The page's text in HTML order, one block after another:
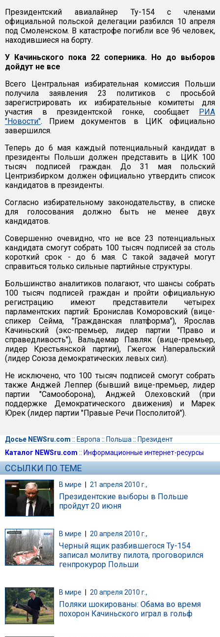
Президентский авиалайнер Ту-154 с членами
официальной польской делегации разбился 10 апреля
под Смоленском. В катастрофе погибли все 96 человек,
находившиеся на борту.
У Качиньского пока 22 соперника. Но до выборов
дойдут не все
Всего Центральная избирательная комиссия Польши
получила заявления 23 политиков с просьбой
зарегистрировать их избирательные комитеты для
участия в президентской гонке, сообщает РИА
"Новости". Прием документов в ЦИК официально
завершился.
Теперь до 6 мая каждый потенциальный кандидат в
президенты Польши должен представить в ЦИК 100
тысяч подписей граждан. До 31 мая польский
Центризбирком должен официально утвердить список
кандидатов в президенты.
Согласно избирательному законодательству, в списке
для голосования должно быть не менее двух
кандидатов.
Совершенно очевидно, что не все 23 потенциальных
кандидата смогут собрать 100 тысяч подписей за столь
короткий срок - до 6 мая. С такой задачей могут
справиться только сильные партийные структуры.
Большинство аналитиков полагают, что шансы собрать
100 тысяч подписей граждан и пройти официальную
регистрацию имеют представители четырех
парламентских партий: Бронислав Коморовский (вице-
спикер Сейма, "Гражданская платформа"), Ярослав
Качиньский (экс-премьер, лидер партии "Право и
справедливость"), Вальдемар Павляк (вице-премьер,
лидер Крестьянской партии), Гжегож Наперальский
(лидер Союза демократических левых сил).
Не исключено, что 100 тысяч подписей смогут собрать
также Анджей Леппер (бывший вице-премьер, лидер
партии "Самооборона), Анджей Олеховский (при
поддержке Демократического движения) и Марек
Юрек (лидер партии "Правые Речи Посполитой").
Досье NEWSru.com :: Европа :: Польша :: Президент
Каталог NEWSru.com :: Информационные интернет-ресурсы
ССЫЛКИ ПО ТЕМЕ
В мире | 21 апреля 2010 г.,
Президентские выборы в Польше
пройдут 20 июня
В мире 20 апреля 2010 г.,
Черный ящик разбившегося Ту-154
записал молитву пилота, проговорился
генпрокурор Польши
В мире 20 апреля 2010 г.,
Поляки шокированы: Обама во время
похорон Качиньского играл в гольф